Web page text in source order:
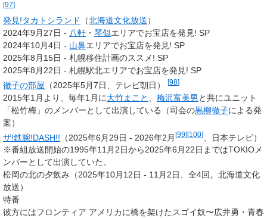
[97]
発見!タカトシランド （北海道文化放送）
2024年9月27日 - 八軒 ・ 琴似エリアでお宝店を発見! SP
2024年10月4日 - 山鼻エリアでお宝店を発見! SP
2025年8月15日 - 札幌移住計画のススメ! SP
2025年8月22日 - 札幌駅北エリアでお宝店を発見! SP
徹子の部屋 （2025年5月7日、テレビ朝日） [98]
2015年1月より、毎年1月に大竹まこと 梅沢富美男 と共にユニット
「松竹梅 」のメンバーとして出演している（司会の黒柳徹子による発
案）
ザ!鉄腕!DASH!! （2025年6月29日 - 2026年2月 [99][100]
、日本テレビ）
※番組放送開始の1995年11月2日から2025年6月22日まではTOKIOメ
ンバーとして出演していた。
松岡の北の夕飲み（2025年10月12日 - 11月2日、全4回。北海道文化
放送）
特番
彼方にはフロンティア アメリカに橋を架けたスゴイ奴〜広井勇・青春